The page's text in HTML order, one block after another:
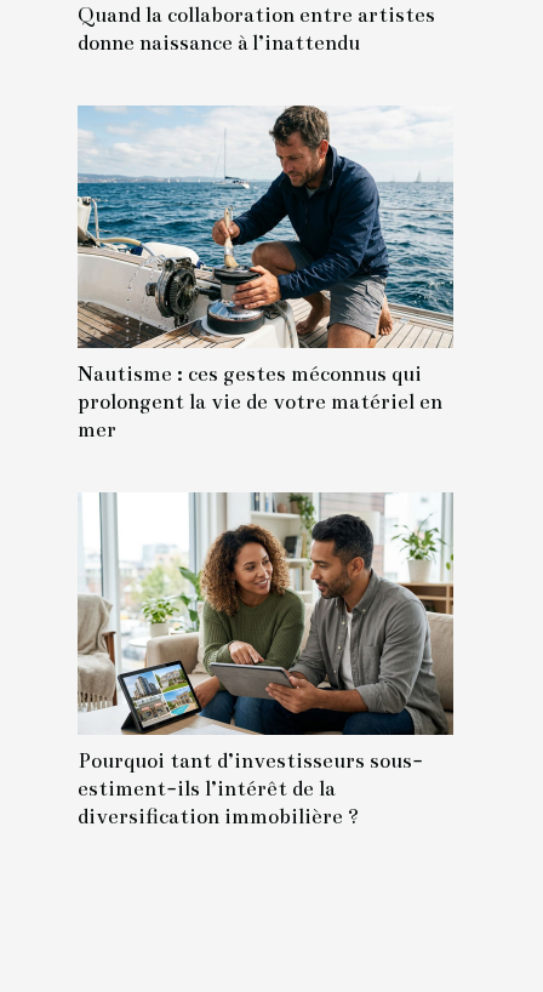
Quand la collaboration entre artistes
donne naissance à l’inattendu
Nautisme : ces gestes méconnus qui
prolongent la vie de votre matériel en
mer
Pourquoi tant d’investisseurs sous-
estiment-ils l’intérêt de la
diversification immobilière ?